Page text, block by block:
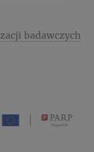
badawczych